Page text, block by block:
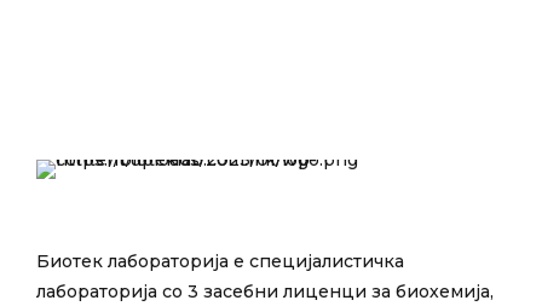
Биотек лабораторија е специјалистичка
лабораторија со 3 засебни лиценци за биохемија,